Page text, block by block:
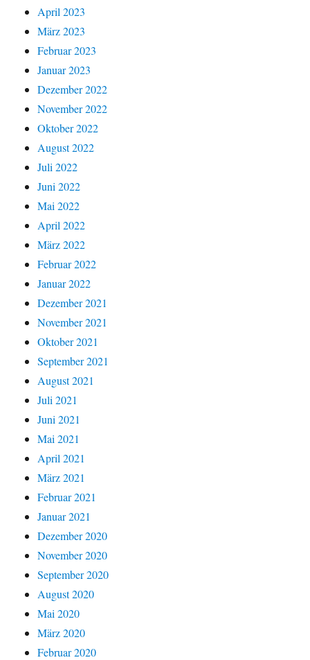
April 2023
März 2023
Februar 2023
Januar 2023
Dezember 2022
November 2022
Oktober 2022
August 2022
Juli 2022
Juni 2022
Mai 2022
April 2022
März 2022
Februar 2022
Januar 2022
Dezember 2021
November 2021
Oktober 2021
September 2021
August 2021
Juli 2021
Juni 2021
Mai 2021
April 2021
März 2021
Februar 2021
Januar 2021
Dezember 2020
November 2020
September 2020
August 2020
Mai 2020
März 2020
Februar 2020